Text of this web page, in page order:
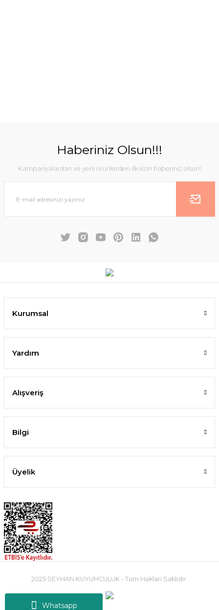
Whatsapp
Haberiniz Olsun!!!
Kampanyalardan ve yeni ürünlerden ilk sizin haberiniz olsun!
Kurumsal
Yardım
Alışveriş
Bilgi
Üyelik
2025 SEYHAN KUYUMCULUK - Tüm Hakları Saklıdır.